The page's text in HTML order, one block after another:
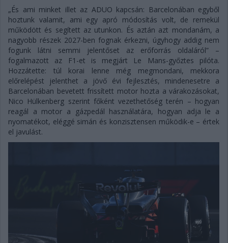
„És ami minket illet az ADUO kapcsán: Barcelonában egyből
hoztunk valamit, ami egy apró módosítás volt, de remekül
működött és segített az utunkon. És aztán azt mondanám, a
nagyobb részek 2027-ben fognak érkezni, úgyhogy addig nem
fogunk látni semmi jelentőset az erőforrás oldaláról” –
fogalmazott az F1-et is megjárt Le Mans-győztes pilóta.
Hozzátette: túl korai lenne még megmondani, mekkora
előrelépést jelenthet a jövő évi fejlesztés, mindenesetre a
Barcelonában bevetett frissített motor hozta a várakozásokat,
Nico Hülkenberg szerint főként vezethetőség terén – hogyan
reagál a motor a gázpedál használatára, hogyan adja le a
nyomatékot, eléggé simán és konzisztensen működik-e – értek
el javulást.